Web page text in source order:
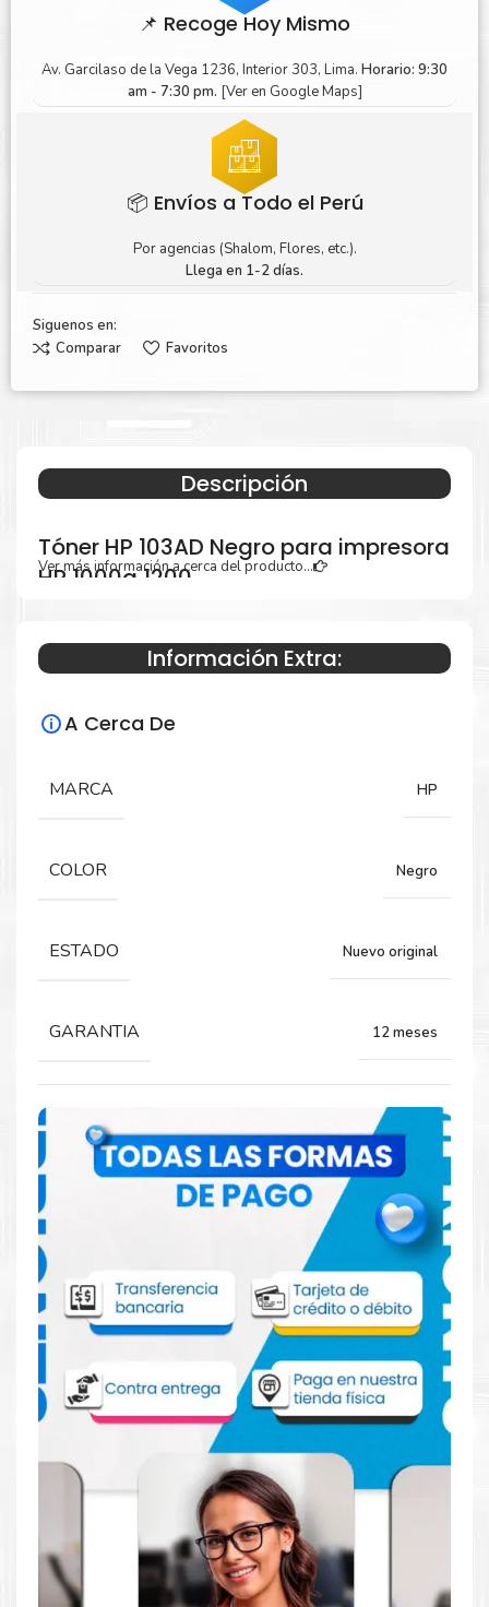
📌 Recoge Hoy Mismo
Av. Garcilaso de la Vega 1236, Interior 303, Lima. Horario: 9:30
am - 7:30 pm. [Ver en Google Maps]
📦 Envíos a Todo el Perú
Por agencias (Shalom, Flores, etc.).
Llega en 1-2 días.
Siguenos en:
Comparar
Favoritos
Descripción
Tóner HP 103AD Negro para impresora
HP 1000a 1200
Especificaciones Técnicas
Para impresoras:
1000w 1200a 1200w.
Comprar Tóner HP 103AD Negro para
impresora HP 1000a 1200
Aprovecha nuestra experiencia y atención para adquirir tus
productos. Tenemos promociones todos los días. Escríbenos o
visítanos hoy para encontrar la solución perfecta para tu
impresoraHP, como laTóner HP 103AD Negro para
impresoras 1000a 1000w 1200a 1200w.
Dónde comprar Tóner para impresora HP
1000a 1200 en Lima o para provincia
Tienda autorizada por HP. Descubre la mejor manera de
Ver más información a cerca del producto...
Información Extra:
A Cerca De
MARCA HP
COLOR Negro
ESTADO Nuevo original
GARANTIA 12 meses